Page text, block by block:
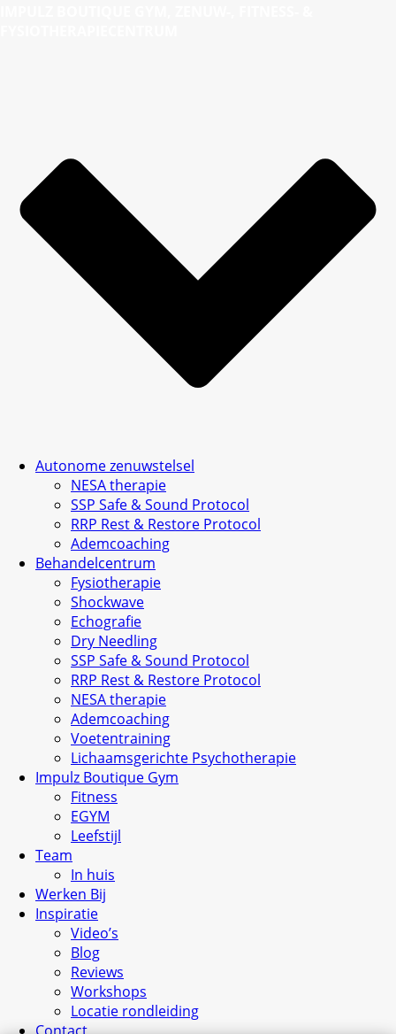
Autonome zenuwstelsel
NESA therapie
SSP Safe & Sound Protocol
RRP Rest & Restore Protocol
Ademcoaching
Behandelcentrum
Fysiotherapie
Shockwave
Echografie
Dry Needling
SSP Safe & Sound Protocol
RRP Rest & Restore Protocol
NESA therapie
Ademcoaching
Voetentraining
Lichaamsgerichte Psychotherapie
Impulz Boutique Gym
Fitness
EGYM
Leefstijl
Team
In huis
Werken Bij
Inspiratie
Video’s
Blog
Reviews
Workshops
Locatie rondleiding